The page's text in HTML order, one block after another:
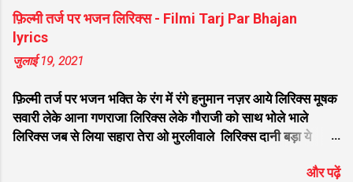
माला पे सिमरु मै शिव का नाम लिरिक्स डम डम डमरू बजाना होगा भोले
मेरी कुटिया में आना होगा लिरिक्स मेरे भोले से भोले बाबा लिरिक्स भोलेनाथ
का चेला लिरिक्स भोले चेला बना लेना लिरिक्स सिर पे विराजे गंगा की धार
लिरिक्स महादेवा - Mahadeva Hansraj Raghuwanshi लिरिक्स
ऐसा डमरू बजाया भोलेनाथ ने लिरिक्स शिव शंकर औघड दानी बम भोला
लिरिक्स शिव कैलाशों के वासी शंकर संकट हरना लि...
फ़िल्मी तर्ज पर भजन लिरिक्स - Filmi Tarj Par Bhajan
lyrics
जुलाई 19, 2021
फ़िल्मी तर्ज पर भजन भक्ति के रंग में रंगे हनुमान नज़र आये लिरिक्स मूषक
सवारी लेके आना गणराजा लिरिक्स लेके गौराजी को साथ भोले भाले
लिरिक्स जब से लिया सहारा तेरा ओ मुरलीवाले लिरिक्स दानी बड़ा ये
समंदर लांघ के हनुमत लंका नगरी आ गए लिरिक्स वतन के सिवा कुछ ना
और पढ़ें